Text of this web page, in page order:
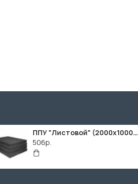
ППУ "Листовой" (2000х1000мм)
506р.